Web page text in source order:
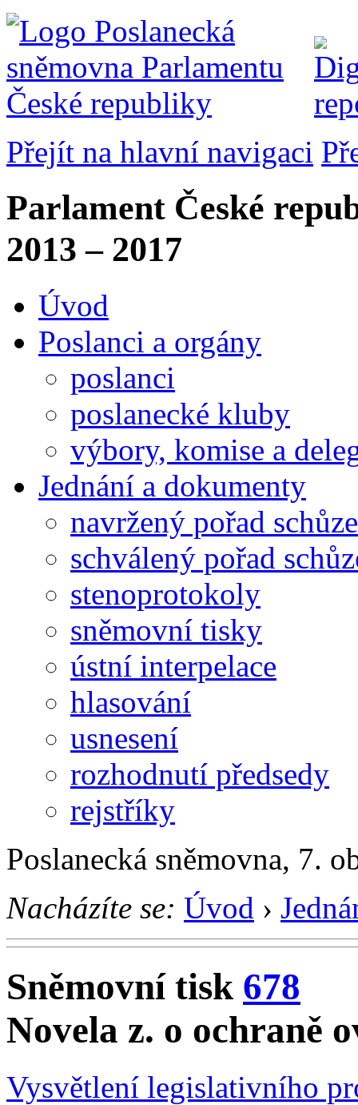
Přejít na hlavní navigaci
Parlament České
2013 – 2017
Úvod
Poslanci a orgány
poslanci
poslanecké kluby
výbory, komise a
Jednání a dokumenty
navržený pořad schůze
schválený pořad
stenoprotokoly
sněmovní tisky
ústní interpelace
hlasování
usnesení
rozhodnutí předsedy
rejstříky
Poslanecká sněmovna, 7.
Nacházíte se: Úvod ›
Sněmovní tisk 678
Novela z. o ochraně
Vysvětlení legislativního